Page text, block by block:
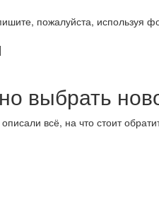
пожалуйста, используя
выбрать
всё, на что стоит